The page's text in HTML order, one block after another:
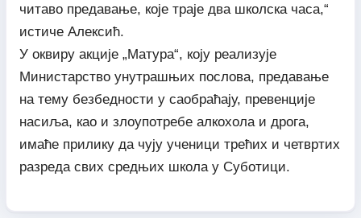
читаво предавање, које траје два школска часа,“
истиче Алексић.
У оквиру акције „Матура“, коју реализује
Министарство унутрашњих послова, предавање
на тему безбедности у саобраћају, превенције
насиља, као и злоупотребе алкохола и дрога,
имаће прилику да чују ученици трећих и четвртих
разреда свих средњих школа у Суботици.